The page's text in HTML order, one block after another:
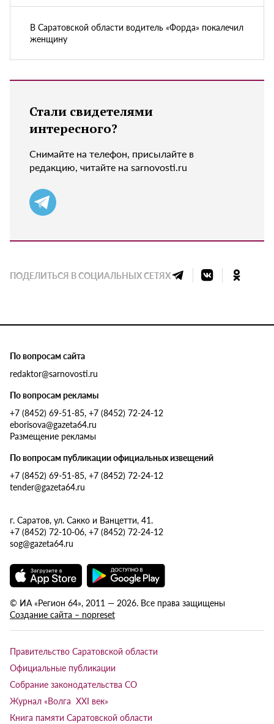
В Саратовской области водитель «Форда» покалечил
женщину
Стали свидетелями
интересного?
Снимайте на телефон, присылайте в
редакцию, читайте на sarnovosti.ru
ПОДЕЛИТЬСЯ В СОЦИАЛЬНЫХ СЕТЯХ
По вопросам сайта
redaktor@sarnovosti.ru
По вопросам рекламы
+7 (8452) 69-51-85, +7 (8452) 72-24-12
eborisova@gazeta64.ru
Размещение рекламы
По вопросам публикации официальных извещений
+7 (8452) 69-51-85, +7 (8452) 72-24-12
tender@gazeta64.ru
г. Саратов, ул. Сакко и Ванцетти, 41.
+7 (8452) 72-10-06, +7 (8452) 72-24-12
sog@gazeta64.ru
© ИА «Регион 64», 2011 — 2026. Все права защищены
Создание сайта – nopreset
Правительство Саратовской области
Официальные публикации
Собрание законодательства СО
Журнал «Волга XXI век»
Книга памяти Саратовской области